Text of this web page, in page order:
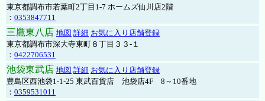
東京都調布市若葉町2丁目1-7 ホームズ仙川店2階
： 0353847711
三鷹東八店 地図 詳細 お気に入り店舗登録
東京都調布市深大寺東町８丁目３３-１
： 0422706531
池袋東武店 地図 詳細 お気に入り店舗登録
豊島区西池袋1-1-25 東武百貨店 池袋店4F 8～10番地
： 0359531011